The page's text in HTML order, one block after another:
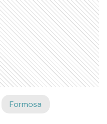
Formosa